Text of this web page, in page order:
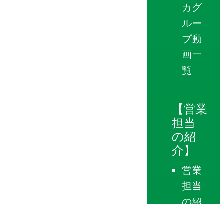
カグ
ルー
プ動
画一
覧
【営業
担当
の紹
介】
営業
担当
の紹